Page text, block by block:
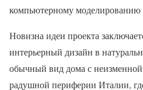
компьютерному моделированию
Новизна идеи проекта
интерьерный дизайн в
обычный вид дома с
радушной периферии Италии,